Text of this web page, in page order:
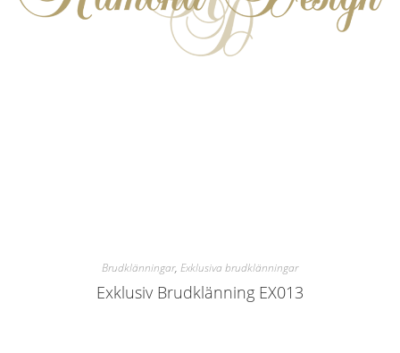
Brudklänningar, Exklusiva brudklänningar
Exklusiv Brudklänning EX013